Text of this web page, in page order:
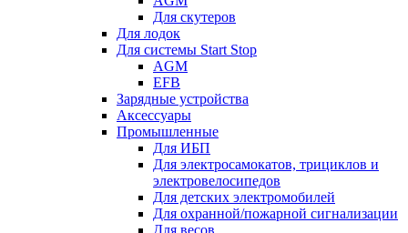
Для скутеров
Для лодок
Для системы Start Stop
AGM
EFB
Зарядные устройства
Аксессуары
Промышленные
Для ИБП
Для электросамокатов, трициклов и
электровелосипедов
Для детских электромобилей
Для охранной/пожарной сигнализации
Для весов